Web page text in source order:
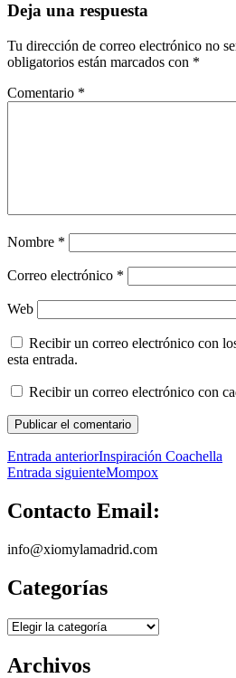
Deja una respuesta
Tu dirección de correo electrónico no
obligatorios están marcados con *
Comentario *
Nombre *
Correo electrónico *
Web
Recibir un correo electrónico con
esta entrada.
Recibir un correo electrónico con
Navegación
de
entradas
Entrada anteriorInspiración Coachella
Entrada siguienteMompox
Contacto Email:
info@xiomylamadrid.com
Categorías
Categorías
Archivos